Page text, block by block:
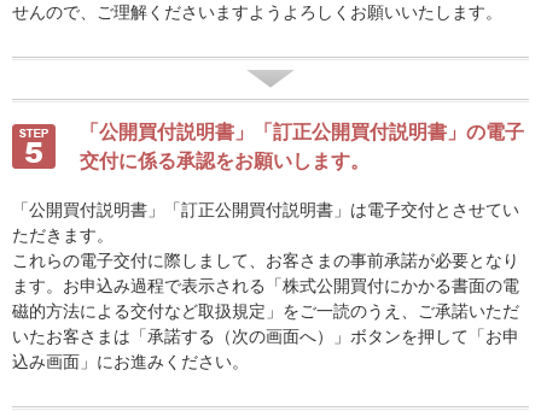
せんので、ご理解くださいますようよろしくお願いいたします。
「公開買付説明書」「訂正公開買付説明書」の電子
交付に係る承認をお願いします。
「公開買付説明書」「訂正公開買付説明書」は電子交付とさせてい
ただきます。
これらの電子交付に際しまして、お客さまの事前承諾が必要となり
ます。お申込み過程で表示される「株式公開買付にかかる書面の電
磁的方法による交付など取扱規定」をご一読のうえ、ご承諾いただ
いたお客さまは「承諾する（次の画面へ）」ボタンを押して「お申
込み画面」にお進みください。